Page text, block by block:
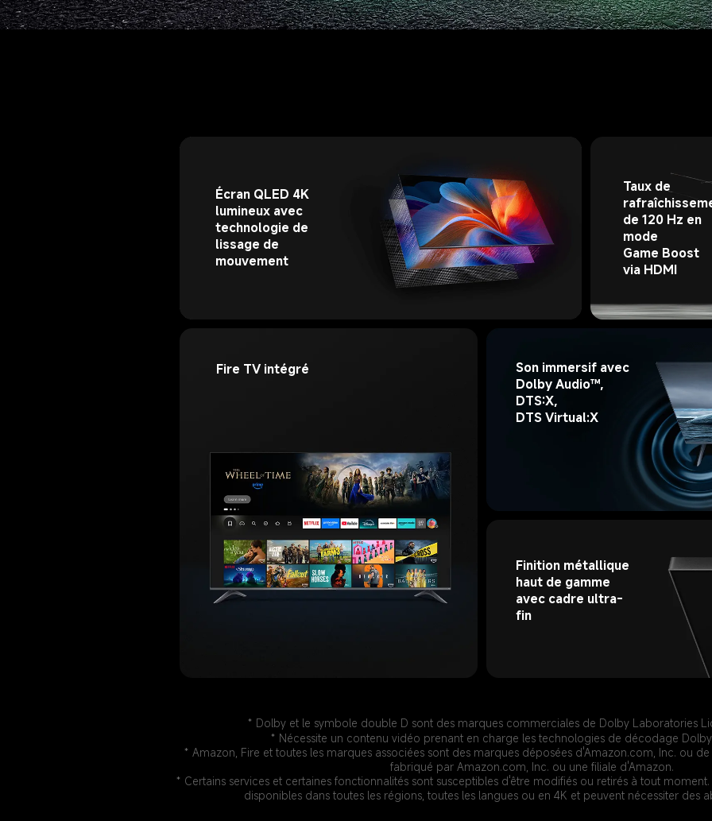
Écran QLED 4K
lumineux avec
technologie de
lissage de
mouvement
Taux de
de 120 Hz en
mode
Game Boost
via HDMI
Fire TV intégré
Son immersif avec
Dolby Audio™,
DTS:X,
DTS Virtual:X
Finition métallique
haut de gamme
avec cadre ultra-
fin
* Dolby et le symbole double D sont des marques commerciales de Dolby Laboratories
* Nécessite un contenu vidéo prenant en charge les technologies de décodage
* Amazon, Fire et toutes les marques associées sont des marques déposées d'Amazon.com, Inc. ou
fabriqué par Amazon.com, Inc. ou une filiale d'Amazon.
* Certains services et certaines fonctionnalités sont susceptibles d'être modifiés ou retirés à tout
disponibles dans toutes les régions, toutes les langues ou en 4K et peuvent nécessiter des